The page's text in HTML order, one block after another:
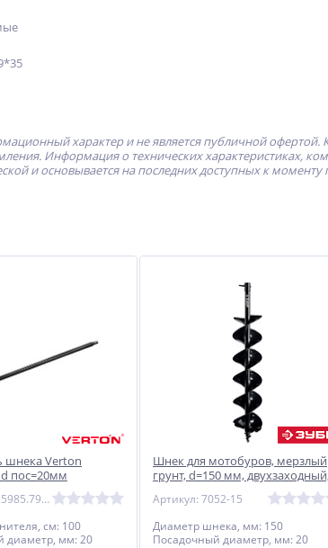
характер и не является публичной офертой.
Информация о технических характеристиках,
и основывается на последних доступных к
шнека Verton
пос=20мм
Артикул: 01.5985.7981
см: 100
диаметр, мм: 20
Шнек для мотобуров, мерзлый
грунт, d=150 мм,
Артикул: 7052-15
Диаметр шнека, мм: 150
Посадочный диаметр, мм: 20